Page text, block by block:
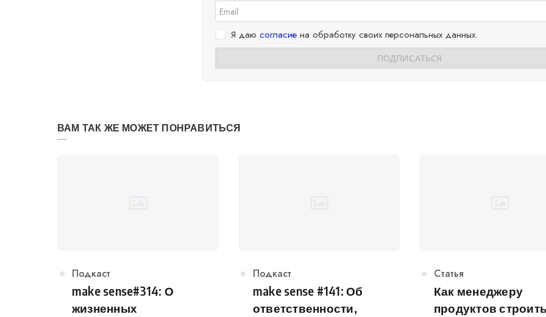
Я даю согласие на обработку своих персональных данных.
ВАМ ТАК ЖЕ МОЖЕТ ПОНРАВИТЬСЯ
Категория
Подкаст
make sense#314: О
жизненных
Категория
Подкаст
make sense #141: Об
ответственности,
Категория
Статья
Как менеджеру
продуктов